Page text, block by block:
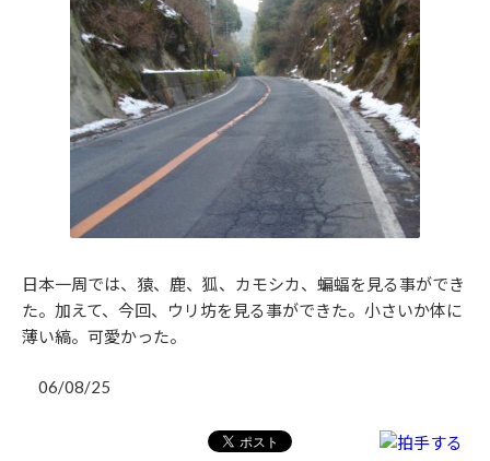
日本一周では、猿、鹿、狐、カモシカ、蝙蝠を見る事ができ
た。加えて、今回、ウリ坊を見る事ができた。小さいか体に
薄い縞。可愛かった。
06/08/25